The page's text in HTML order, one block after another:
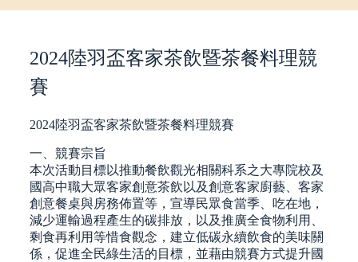
2024陸羽盃客家茶飲暨茶餐料理競
賽
2024陸羽盃客家茶飲暨茶餐料理競賽
一、競賽宗旨
本次活動目標以推動餐飲觀光相關科系之大專院校及
國高中職大眾客家創意茶飲以及創意客家廚藝、客家
創意餐桌與房務佈置等，宣導民眾食當季、吃在地，
減少運輸過程產生的碳排放，以及推廣全食物利用、
剩食再利用等惜食觀念，建立低碳永續飲食的美味關
係，促進全民綠生活的目標，並藉由競賽方式提升國